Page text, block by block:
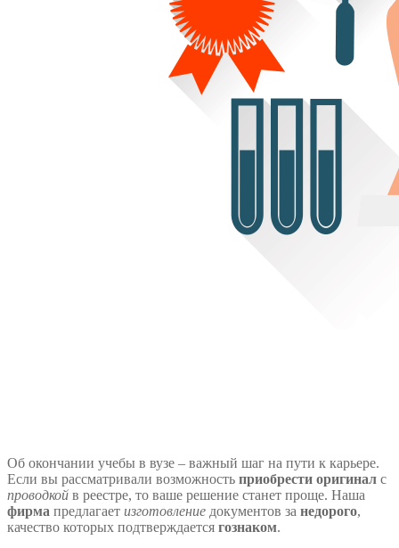
Об окончании учебы в вузе – важный шаг на пути к карьере.
Если вы рассматривали возможность приобрести оригинал с
проводкой в реестре, то ваше решение станет проще. Наша
фирма предлагает изготовление документов за недорого,
качество которых подтверждается гознаком.